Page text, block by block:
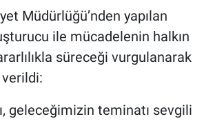
Müdürlüğü’nden yapılan
ile mücadelenin halkın
süreceği vurgulanarak
geleceğimizin teminatı sevgili